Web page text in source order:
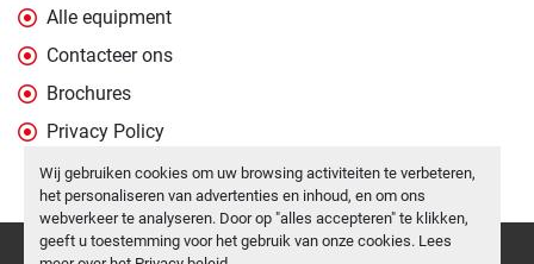
Wij gebruiken cookies om uw browsing activiteiten te verbeteren,
het personaliseren van advertenties en inhoud, en om ons
webverkeer te analyseren. Door op "alles accepteren" te klikken,
geeft u toestemming voor het gebruik van onze cookies. Lees
Alle equipment
Contacteer ons
Brochures
Privacy Policy